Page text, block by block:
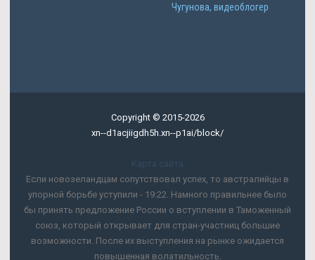
Чугунова, видеоблогер
Copyright © 2015-2026
xn--d1acjiigdh5h.xn--p1ai/block/
Карта сайта
Если новозеландцам сопутствовал успех, то австралийцы в
упорной борьбе уступили - 19:22. Намного правильнее было
бы принять предложение России о вступлении в Таможенный
союз, который открывает для стран-участниц большие
возможности. После их выступления на рынке ожидается
повышенная волатильность.